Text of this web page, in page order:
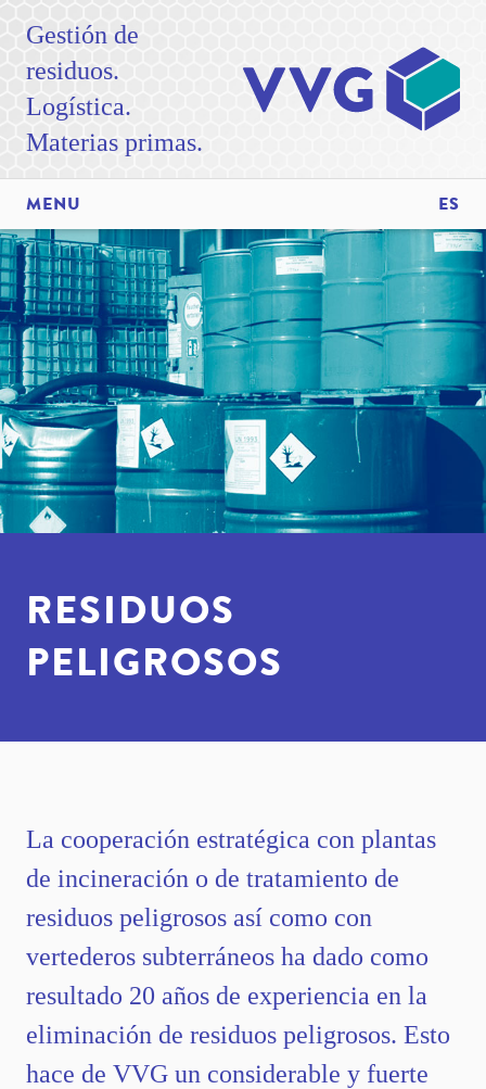
Gestión de
residuos.
Logística.
Materias primas.
MENU ES
RESIDUOS
PELIGROSOS
La cooperación estratégica con plantas
de incineración o de tratamiento de
residuos peligrosos así como con
vertederos subterráneos ha dado como
resultado 20 años de experiencia en la
eliminación de residuos peligrosos. Esto
hace de VVG un considerable y fuerte